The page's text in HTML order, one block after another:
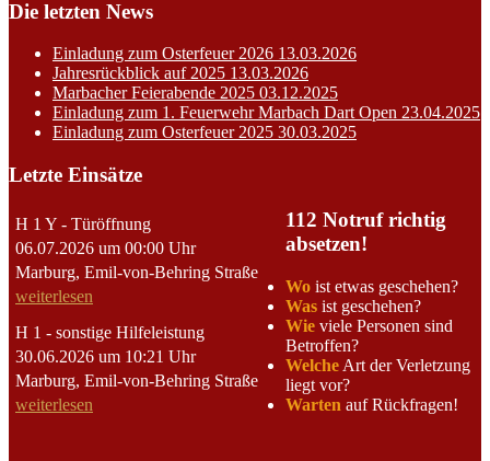
Die letzten News
Einladung zum Osterfeuer 2026 13.03.2026
Jahresrückblick auf 2025 13.03.2026
Marbacher Feierabende 2025 03.12.2025
Einladung zum 1. Feuerwehr Marbach Dart Open 23.04.2025
Einladung zum Osterfeuer 2025 30.03.2025
Letzte Einsätze
H 1 Y - Türöffnung
06.07.2026 um 00:00 Uhr
Marburg, Emil-von-Behring Straße
weiterlesen
H 1 - sonstige Hilfeleistung
30.06.2026 um 10:21 Uhr
Marburg, Emil-von-Behring Straße
weiterlesen
112 Notruf richtig
absetzen!
Wo ist etwas geschehen?
Was ist geschehen?
Wie viele Personen sind
Betroffen?
Welche Art der Verletzung
liegt vor?
Warten auf Rückfragen!